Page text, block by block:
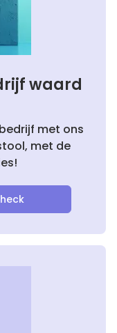
waard
met ons
met de